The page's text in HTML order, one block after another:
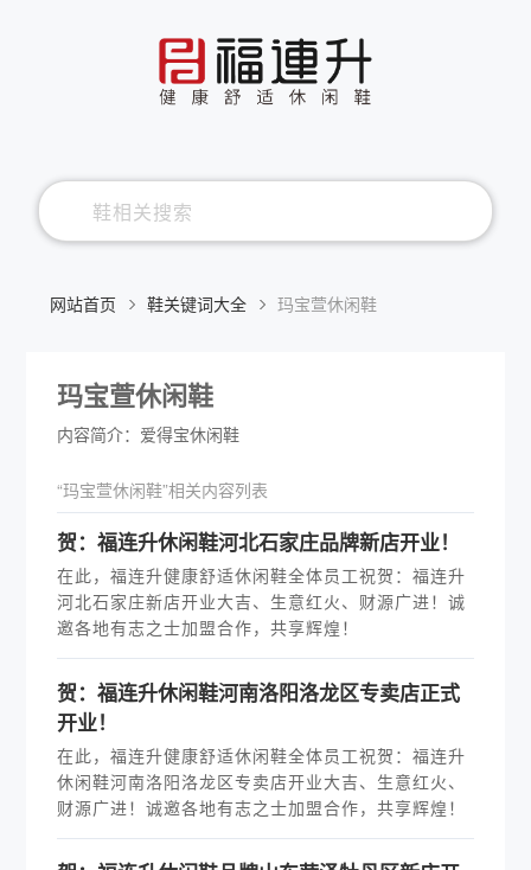
网站首页 鞋关键词大全 玛宝萱休闲鞋
玛宝萱休闲鞋
内容简介：爱得宝休闲鞋
“玛宝萱休闲鞋”相关内容列表
贺：福连升休闲鞋河北石家庄品牌新店开业！
在此，福连升健康舒适休闲鞋全体员工祝贺：福连升
河北石家庄新店开业大吉、生意红火、财源广进！诚
邀各地有志之士加盟合作，共享辉煌！
贺：福连升休闲鞋河南洛阳洛龙区专卖店正式
开业！
在此，福连升健康舒适休闲鞋全体员工祝贺：福连升
休闲鞋河南洛阳洛龙区专卖店开业大吉、生意红火、
财源广进！诚邀各地有志之士加盟合作，共享辉煌！